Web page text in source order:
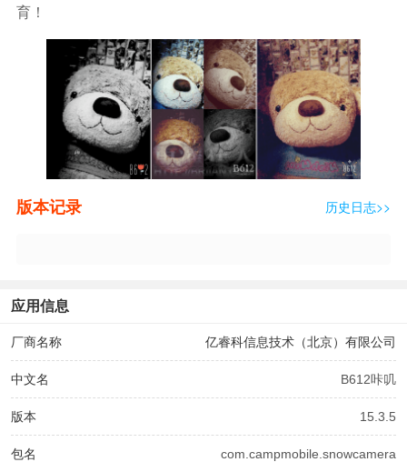
育！
版本记录 历史日志>>
应用信息
厂商名称 亿睿科信息技术（北京）有限公司
中文名 B612咔叽
版本 15.3.5
包名 com.campmobile.snowcamera